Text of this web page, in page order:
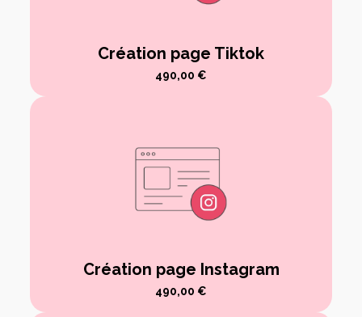
Création page Tiktok
490,00 €
Création page Instagram
490,00 €